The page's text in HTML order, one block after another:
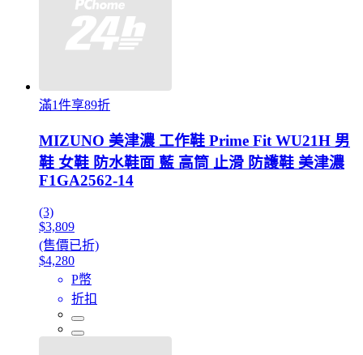
滿1件享89折
MIZUNO 美津濃 工作鞋 Prime Fit WU21H 男
鞋 女鞋 防水鞋面 藍 高筒 止滑 防護鞋 美津濃
F1GA2562-14
(3)
$3,809
(售價已折)
$4,280
P幣
折扣